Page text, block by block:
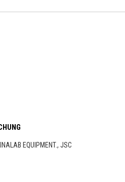
EQUIPMENT., JSC